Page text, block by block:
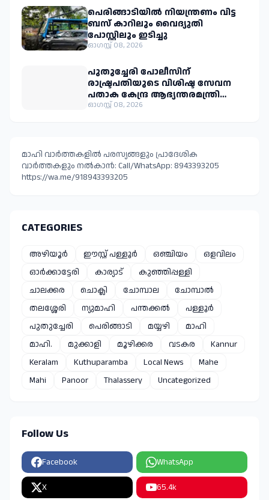
​പെരിങ്ങാടിയിൽ നിയന്ത്രണം വിട്ട
ബസ് കാറിലും വൈദ്യുതി
ഓഗസ്റ്റ് 08, 2026
പുതുച്ചേരി പോലീസിന്
രാഷ്ട്രപതിയുടെ വിശിഷ്ട സേവന
പതാക കേന്ദ്ര ആഭ്യന്തരമന്ത്രി
അമിത് ഷാ നാളെ സമ്മാനിക്കും.
ഓഗസ്റ്റ് 08, 2026
മാഹി വാർത്തകളിൽ പരസ്യങ്ങളും പ്രാദേശിക
വാർത്തകളും നൽകാൻ: Call/WhatsApp: 8943393205
https://wa.me/918943393205
CATEGORIES
അഴിയൂർ ഈസ്റ്റ്‌ പള്ളൂർ ഒഞ്ചിയം
ഒളവിലം
ഓർക്കാട്ടേരി
കാര്യാട്
കുഞ്ഞിപ്പള്ളി
ചാലക്കര
ചൊക്ലി ചോമ്പാല
ചോമ്പാൽ
തലശ്ശേരി
ന്യുമാഹി പന്തക്കൽ
പള്ളൂർ
പുതുച്ചേരി
പെരിങ്ങാടി മയ്യഴി
മാഹി
മാഹി.
മുക്കാളി മൂഴിക്കര വടകര
Kannur
Keralam
Kuthuparamba Local News
Mahe
Mahi
Panoor Thalassery Uncategorized
Follow Us
Facebook WhatsApp
X 65.4k